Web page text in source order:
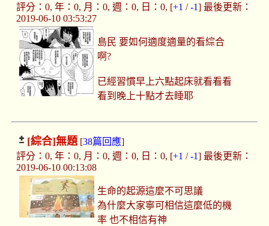
評分：0, 年：0, 月：0, 週：0, 日：0, [+1 /-1] 最後更新：
2019-06-10 03:53:27
島民 要如何適度適量的看綜合
啊?
已經習慣早上六點起床就看看看
看到晚上十點才去睡耶
[綜合]無題[38篇回應]
評分：0, 年：0, 月：0, 週：0, 日：0, [+1 /-1] 最後更新：
2019-06-10 00:13:08
生命的起源這麼不可思議
為什麼大家寧可相信這麼低的機
率 也不相信有神